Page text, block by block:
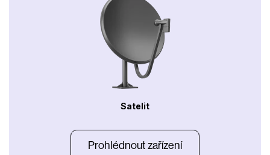
Satelit
Prohlédnout zařízení